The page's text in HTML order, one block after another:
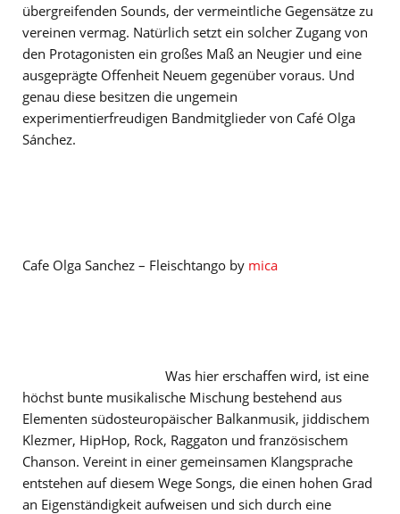
übergreifenden Sounds, der vermeintliche Gegensätze zu
vereinen vermag. Natürlich setzt ein solcher Zugang von
den Protagonisten ein großes Maß an Neugier und eine
ausgeprägte Offenheit Neuem gegenüber voraus. Und
genau diese besitzen die ungemein
experimentierfreudigen Bandmitglieder von Café Olga
Sánchez.
Cafe Olga Sanchez – Fleischtango by mica
Was hier erschaffen wird, ist eine
höchst bunte musikalische Mischung bestehend aus
Elementen südosteuropäischer Balkanmusik, jiddischem
Klezmer, HipHop, Rock, Raggaton und französischem
Chanson. Vereint in einer gemeinsamen Klangsprache
entstehen auf diesem Wege Songs, die einen hohen Grad
an Eigenständigkeit aufweisen und sich durch eine